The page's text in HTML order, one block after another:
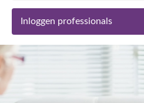
Inloggen professionals